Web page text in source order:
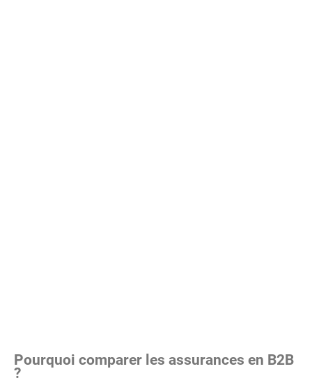
Pourquoi comparer les assurances en B2B
?